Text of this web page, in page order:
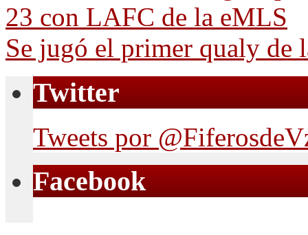
23 con LAFC de la eMLS
Se jugó el primer qualy de
Twitter
Tweets por
Facebook